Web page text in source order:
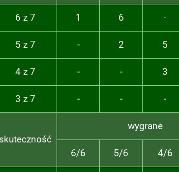
6 z 7 1 6 -
5 z 7 - 2 5
4 z 7 - - 3
3 z 7 - - -
skuteczność
wygrane
6/6
5/6 4/6